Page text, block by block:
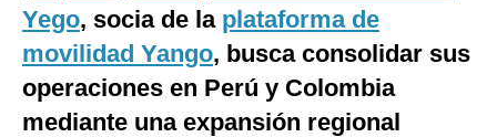
Internacional
Tecnología
Yego, socia de la plataforma de
movilidad Yango, busca consolidar sus
operaciones en Perú y Colombia
mediante una expansión regional